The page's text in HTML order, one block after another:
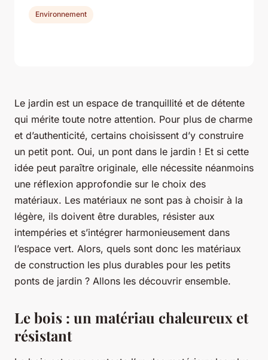
Le jardin est un espace de tranquillité et de détente
qui mérite toute notre attention. Pour plus de charme
et d’authenticité, certains choisissent d’y construire
un petit pont. Oui, un pont dans le jardin ! Et si cette
idée peut paraître originale, elle nécessite néanmoins
une réflexion approfondie sur le choix des
matériaux. Les matériaux ne sont pas à choisir à la
légère, ils doivent être durables, résister aux
intempéries et s’intégrer harmonieusement dans
l’espace vert. Alors, quels sont donc les matériaux
de construction les plus durables pour les petits
ponts de jardin ? Allons les découvrir ensemble.
Le bois : un matériau chaleureux et
résistant
Environnement